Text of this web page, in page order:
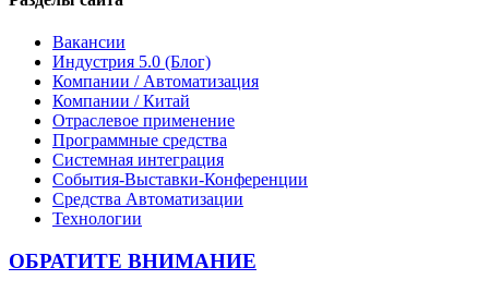
Вакансии
Индустрия 5.0 (Блог)
Компании / Автоматизация
Компании / Китай
Отраслевое применение
Программные средства
Системная интеграция
События-Выставки-Конференции
Средства Автоматизации
Технологии
ОБРАТИТЕ ВНИМАНИЕ